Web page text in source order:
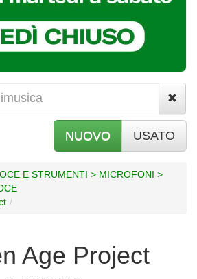
NUOVO USATO
E STRUMENTI > MICROFONI >
Age Project